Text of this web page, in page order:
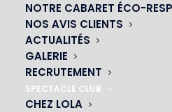
NOTRE CABARET ÉCO-
NOS AVIS CLIENTS
ACTUALITÉS
GALERIE
RECRUTEMENT
SPECTACLE CLUB
CHEZ LOLA